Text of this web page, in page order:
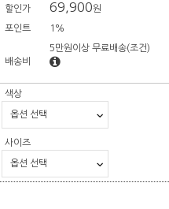
할인가 69,900원
포인트 1%
배송비
5만원이상 무료배송(조건)
색상
사이즈